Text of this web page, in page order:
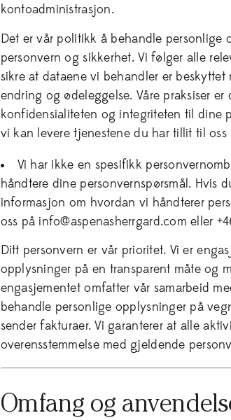
kontoadministrasjon.
Det er vår politikk å behandle personlige
personvern og sikkerhet. Vi følger alle
sikre at dataene vi behandler er
endring og ødeleggelse. Våre praksiser
konfidensialiteten og integriteten til dine
vi kan levere tjenestene du har tillit til oss
Vi har ikke en spesifikk
håndtere dine personvernspørsmål. Hvis
informasjon om hvordan vi håndterer
oss på info@aspenasherrgard.com eller
Ditt personvern er vår prioritet. Vi er
opplysninger på en transparent måte og
engasjementet omfatter vår samarbeid
behandle personlige opplysninger på
sender fakturaer. Vi garanterer at alle
overensstemmelse med gjeldende
Omfang og